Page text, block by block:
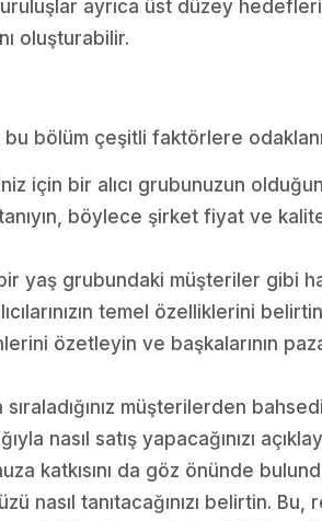
ayrıca üst düzey
oluşturabilir.
bu bölüm çeşitli faktörlere
için bir alıcı grubunuzun
böylece şirket fiyat ve
yaş grubundaki müşteriler gibi
temel özelliklerini
özetleyin ve başkalarının
müşterilerden
nasıl satış yapacağınızı
katkısını da göz önünde
tanıtacağınızı belirtin. Bu,